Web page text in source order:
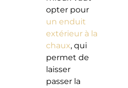
opter pour
un enduit
extérieur à la
chaux, qui
permet de
laisser
passer la